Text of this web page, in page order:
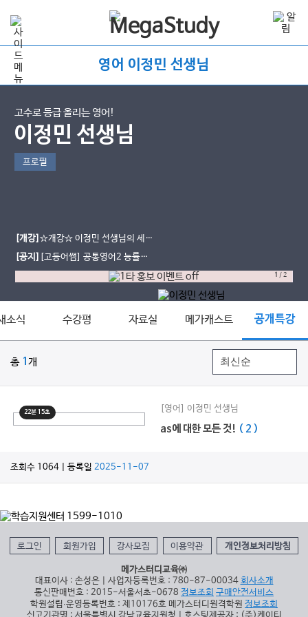
영어 이정민 선생님
고수로 등급 올리는 영어!
이정민 선생님
프로필
[개강]☆개강☆ 이정민 선생님의 세계
문화와 영어 교과서 강좌 개강!
[공지] [고등어쌤] 공통영어2 능률
(민) 무료단어장과 교재를 소개합니
1 /2
소식 수강평 자료실 메가캐스트 공개특강
총 1 개
22분 15초 [영어] 이정민 선생님
as에 대한 모든 것! ( 2 )
조회수 1064 | 등록일 2025-11-07
로그인 회원가입 강사모집 이용약관 개인정보처리방침
메가스터디교육㈜
대표이사 : 손성은 | 사업자등록번호 : 780-87-00034 회사소개
통신판매번호 : 2015-서울서초-0678 정보조회 구매안전서비스
학원설립∙운영등록번호 : 제10176호 메가스터디원격학원 정보조회